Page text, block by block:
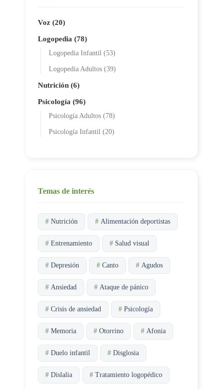
Voz (20)
Logopedia (78)
Logopedia Infantil (53)
Logopedia Adultos (39)
Nutrición (6)
Psicología (96)
Psicología Adultos (78)
Psicología Infantil (20)
Temas de interés
# Nutrición # Alimentación deportistas
# Entrenamiento # Salud visual
# Depresión # Canto # Agudos
# Ansiedad # Ataque de pánico
# Crisis de ansiedad # Psicología
# Memoria # Otorrino # Afonia
# Duelo infantil # Disglosia
# Dislalia # Tratamiento logopédico